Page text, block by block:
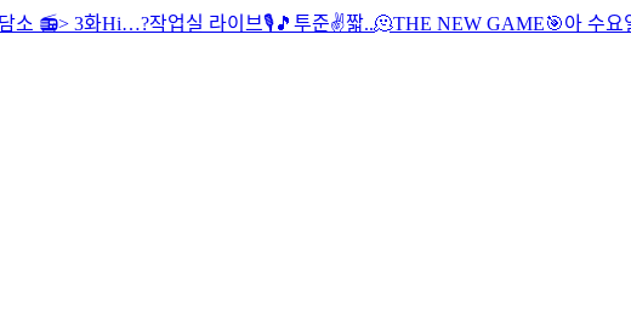
소 📻> 3화Hi…?작업실 라이브🎙🎵 투준✌️짧..🫠THE NEW GAME🎯아 수요